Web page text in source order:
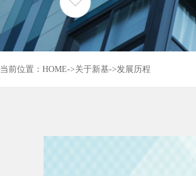
当前位置： HOME->关于新基->发展历程